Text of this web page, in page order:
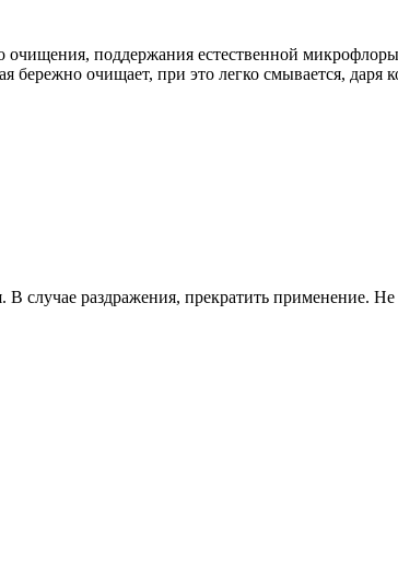
очищения, поддержания естественной
очищает, при это легко смывается, даря
случае раздражения, прекратить применение.